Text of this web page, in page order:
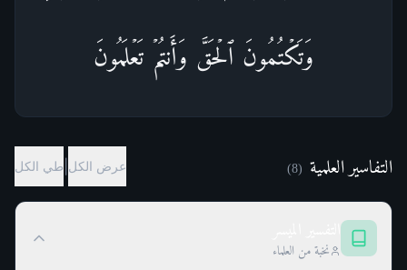
وَتَكۡتُمُونَ ٱلۡحَقَّ وَأَنتُمۡ تَعۡلَمُونَ
التفاسير العلمية (
8
) عرض الكل طي الكل
نخبة من العلماء